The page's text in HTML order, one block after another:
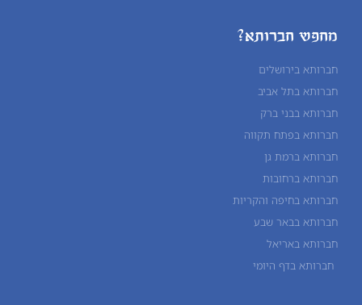
מחפש חברותא?
חברותא בירושלים
חברותא בתל אביב
חברותא בבני ברק
חברותא בפתח תקווה
חברותא ברמת גן
חברותא ברחובות
חברותא בחיפה והקריות
חברותא בבאר שבע
חברותא באריאל
חברותא בדף היומי